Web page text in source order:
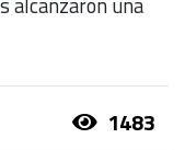
1483